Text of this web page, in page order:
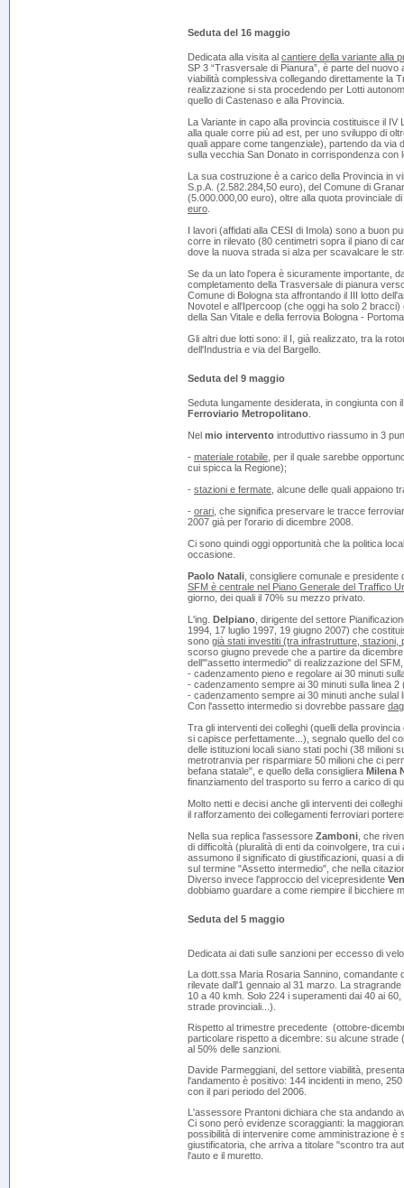
Seduta del 16 maggio
Dedicata alla visita al cantiere della variante alla
SP 3 “Trasversale di Pianura”, è parte del nuovo
viabilità complessiva collegando direttamente la
realizzazione si sta procedendo per Lotti
quello di Castenaso e alla Provincia.
La Variante in capo alla provincia costituisce il
alla quale corre più ad est, per uno sviluppo di
quali appare come tangenziale), partendo da via
sulla vecchia San Donato in corrispondenza
La sua costruzione è a carico della Provincia in
S.p.A. (2.582.284,50 euro), del Comune di
(5.000.000,00 euro), oltre alla quota provinciale
euro
I lavori (affidati alla CESI di Imola) sono a buon
corre in rilevato (80 centimetri sopra il piano di
dove la nuova strada si alza per scavalcare le
Se da un lato l'opera è sicuramente importante,
completamento della Trasversale di pianura
Comune di Bologna sta affrontando il III lotto
Novotel e all'Ipercoop (che oggi ha solo 2
della San Vitale e della ferrovia Bologna -
Gli altri due lotti sono: il I, già realizzato, tra la
dell'Industria e via del Bargello.
Seduta del 9 maggio
Seduta lungamente desiderata, in congiunta con
Ferroviario Metropolitano
Nel mio intervento introduttivo riassumo in 3
- materiale rotabile , per il quale sarebbe
cui spicca la Regione);
- stazioni e fermate , alcune delle quali appaiono
- orari , che significa preservare le tracce
2007 già per l'orario di dicembre 2008.
Ci sono quindi oggi opportunità che la politica
occasione.
Paolo Natali , consigliere comunale e
SFM è centrale nel Piano Generale del Traffico
giorno, dei quali il 70% su mezzo privato.
L'ing. Delpiano , dirigente del settore
1994, 17 luglio 1997, 19 giugno 2007) che
sono già stati investiti (tra infrastrutture, stazioni,
scorso giugno prevede che a partire da
dell'"assetto intermedio" di realizzazione del
- cadenzamento pieno e regolare ai 30 minuti
- cadenzamento sempre ai 30 minuti sulla linea
- cadenzamento sempre ai 30 minuti anche sulal
Con l'assetto intermedio si dovrebbe passare
Tra gli interventi dei colleghi (quelli della
si capisce perfettamente...), segnalo quello del
delle istituzioni locali siano stati pochi (38 milioni
metrotranvia per risparmiare 50 milioni che ci
befana statale", e quello della consigliera Milena
finanziamento del trasporto su ferro a carico di
Molto netti e decisi anche gli interventi dei colleghi
il rafforzamento dei collegamenti ferroviari
Nella sua replica l'assessore Zamboni , che
di difficoltà (pluralità di enti da coinvolgere, tra
assumono il significato di giustificazioni, quasi a
sul termine "Assetto intermedio", che nella
Diverso invece l'approccio del vicepresidente
dobbiamo guardare a come riempire il bicchiere
Seduta del 5 maggio
Dedicata ai dati sulle sanzioni per eccesso di
La dott.ssa Maria Rosaria Sannino, comandante
rilevate dall'1 gennaio al 31 marzo. La
10 a 40 kmh. Solo 224 i superamenti dai 40 ai
strade provinciali...).
Rispetto al trimestre precedente (ottobre-
particolare rispetto a dicembre: su alcune strade
al 50% delle sanzioni.
Davide Parmeggiani, del settore viabilità,
l'andamento è positivo: 144 incidenti in meno,
con il pari periodo del 2006.
L'assessore Prantoni dichiara che sta andando
Ci sono però evidenze scoraggianti: la
possibilità di intervenire come amministrazione
giustificatoria, che arriva a titolare "scontro tra
l'auto e il muretto.